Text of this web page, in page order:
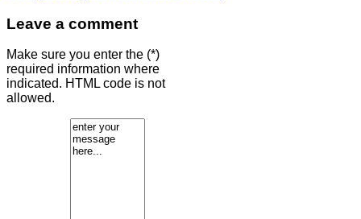
Leave a comment
Make sure you enter the (*)
required information where
indicated. HTML code is not
allowed.